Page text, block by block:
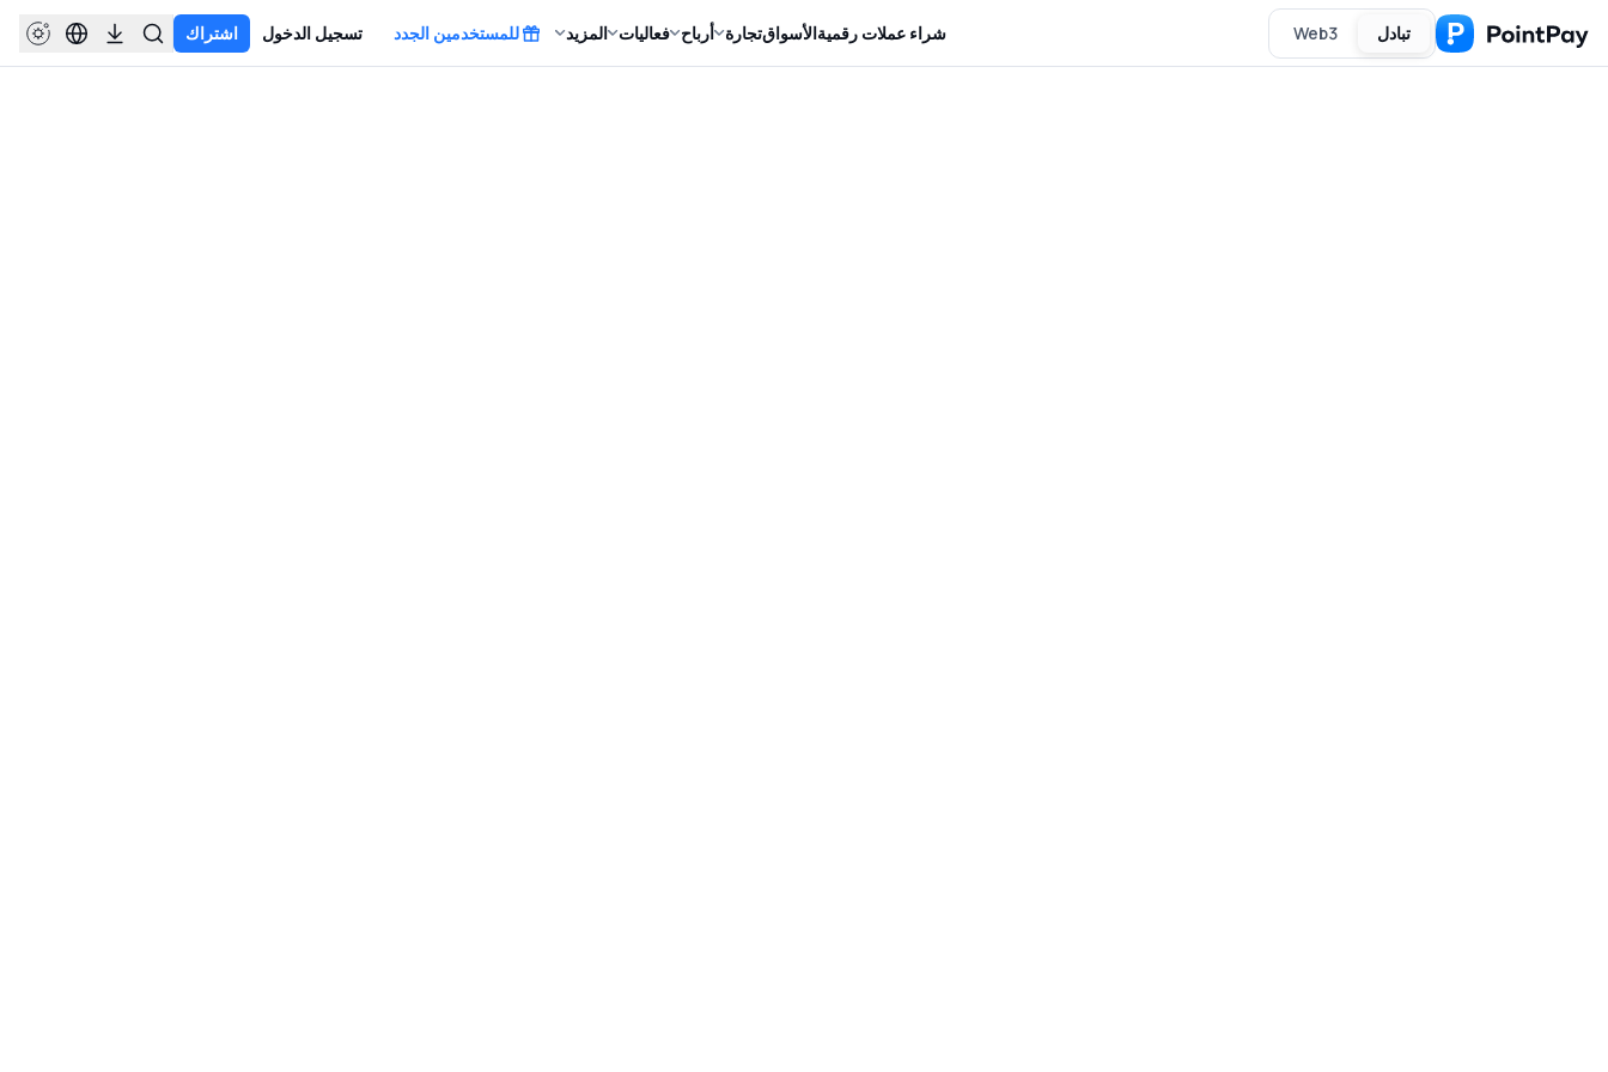
تبادل Web3 شراء عملات رقميةالأسواقتجارة أرباح فعاليات المزيد للمستخدمين الجدد تسجيل الدخول اشتراك